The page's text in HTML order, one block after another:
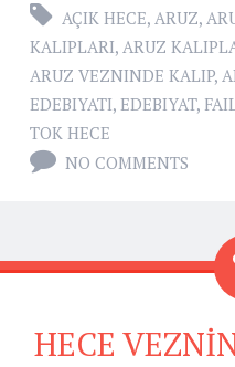
AÇIK HECE, ARUZ,
KALIPLARI, ARUZ
ARUZ VEZNINDE KALIP,
EDEBIYATI, EDEBIYAT,
TOK HECE
NO COMMENTS
HECE